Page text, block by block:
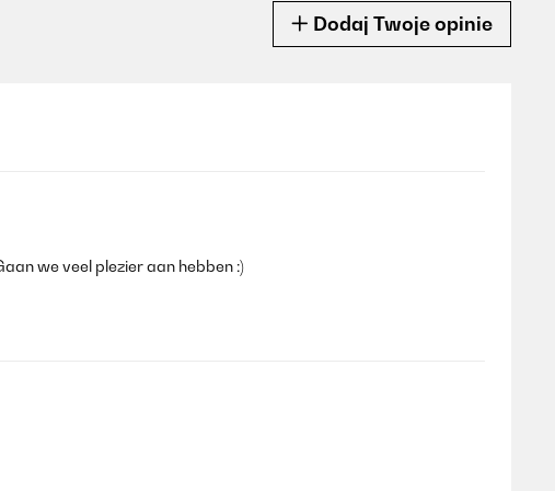
Dodaj Twoje opinie
we veel plezier aan hebben :)